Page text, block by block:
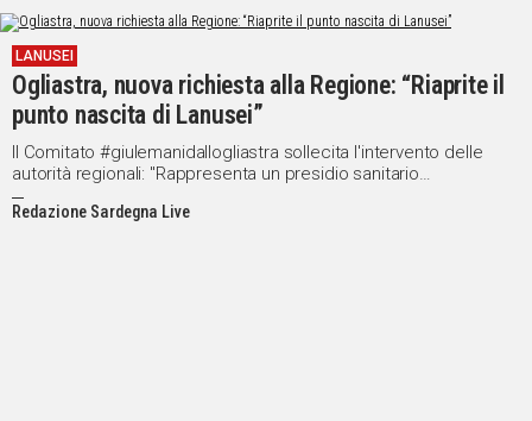
LANUSEI
Ogliastra, nuova richiesta alla Regione: “Riaprite il
punto nascita di Lanusei”
Il Comitato #giulemanidallogliastra sollecita l'intervento delle
autorità regionali: "Rappresenta un presidio sanitario
fondamentale per l’intera provincia"
Redazione Sardegna Live